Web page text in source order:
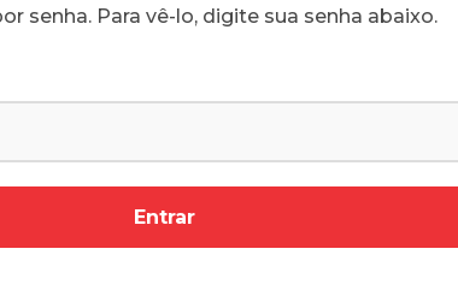
senha. Para vê-lo, digite sua senha abaixo.